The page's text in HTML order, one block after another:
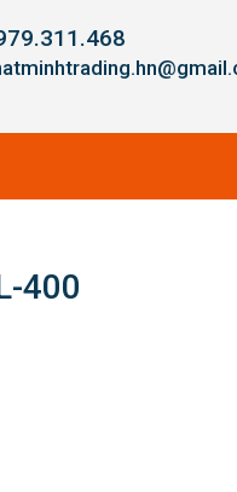
400